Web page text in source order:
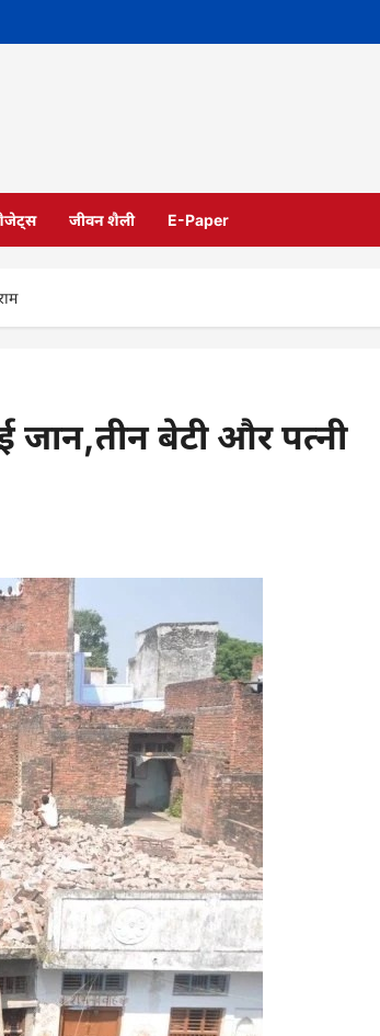
जीवन शैली E-Paper
जान,तीन बेटी और पत्नी